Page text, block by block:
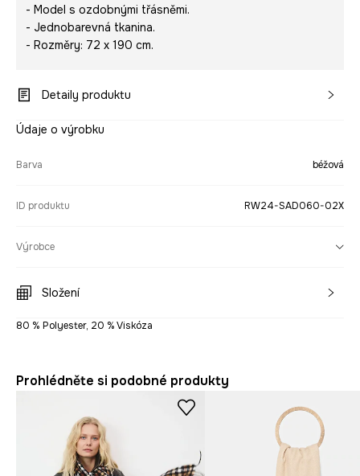
- Model s ozdobnými třásněmi.
- Jednobarevná tkanina.
- Rozměry: 72 x 190 cm.
Detaily produktu
Údaje o výrobku
Barva béžová
ID produktu RW24-SAD060-02X
Výrobce
Složení
80 % Polyester, 20 % Viskóza
Prohlédněte si podobné produkty